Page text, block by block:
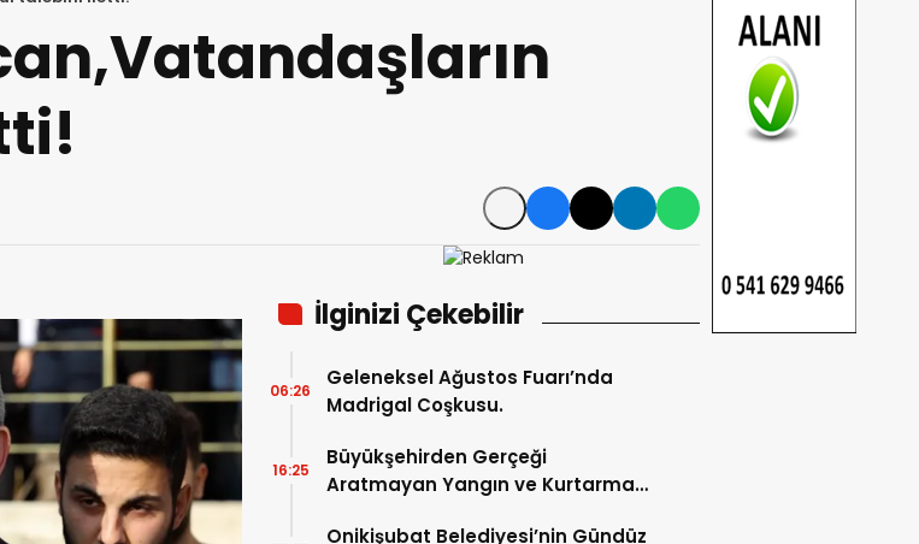
İlginizi Çekebilir
Geleneksel Ağustos Fuarı’nda
Madrigal Coşkusu.
06:26
Büyükşehirden Gerçeği
Aratmayan Yangın ve Kurtarma
16:25
Onikişubat Belediyesi’nin Gündüz